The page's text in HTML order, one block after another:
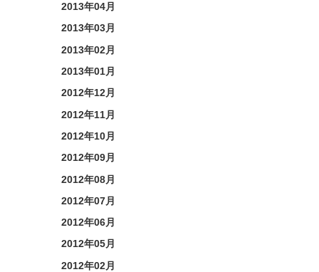
2013年04月
2013年03月
2013年02月
2013年01月
2012年12月
2012年11月
2012年10月
2012年09月
2012年08月
2012年07月
2012年06月
2012年05月
2012年02月